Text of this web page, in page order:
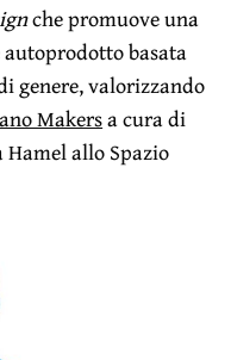
che promuove una
basata
genere, valorizzando
Makersa cura di
Hamel allo Spazio